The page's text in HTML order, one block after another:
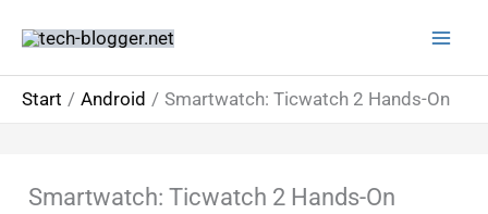
Inhalt
springen
Start
Android Smartwatch: Ticwatch 2 Hands-On
Smartwatch: Ticwatch 2 Hands-On